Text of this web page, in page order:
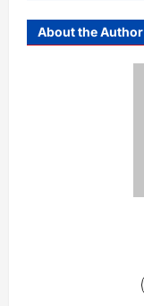
About the Author